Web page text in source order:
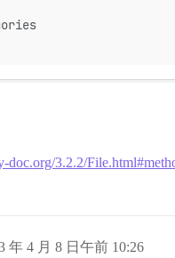
doc.org/3.2.2/
年 4 月 8 日午前 10:26